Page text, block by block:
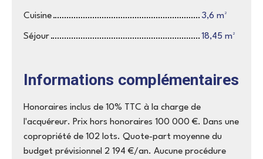
Cuisine 3,6 m²
Séjour 18,45 m²
Informations complémentaires
Honoraires inclus de 10% TTC à la charge de
l'acquéreur. Prix hors honoraires 100 000 €. Dans une
copropriété de 102 lots. Quote-part moyenne du
budget prévisionnel 2 194 €/an. Aucune procédure